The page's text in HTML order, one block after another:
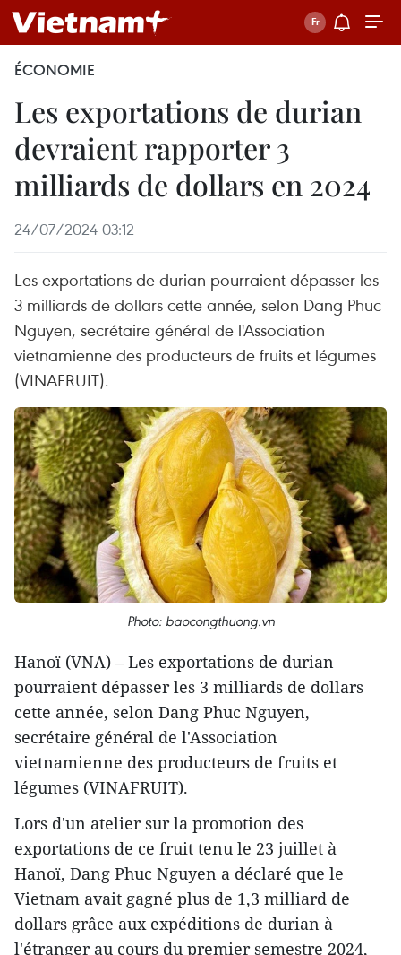
ÉCONOMIE
Les exportations de durian
devraient rapporter 3
milliards de dollars en 2024
24/07/2024 03:12
Les exportations de durian pourraient dépasser les
3 milliards de dollars cette année, selon Dang Phuc
Nguyen, secrétaire général de l'Association
vietnamienne des producteurs de fruits et légumes
(VINAFRUIT).
Photo: baocongthuong.vn
Hanoï (VNA) – Les exportations de durian
pourraient dépasser les 3 milliards de dollars
cette année, selon Dang Phuc Nguyen,
secrétaire général de l'Association
vietnamienne des producteurs de fruits et
légumes (VINAFRUIT).
Lors d'un atelier sur la promotion des
exportations de ce fruit tenu le 23 juillet à
Hanoï, Dang Phuc Nguyen a déclaré que le
Vietnam avait gagné plus de 1,3 milliard de
dollars grâce aux expéditions de durian à
l'étranger au cours du premier semestre 2024,